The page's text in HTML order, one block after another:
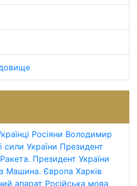
Росіяни Володимир
сили України Президент
Ракета. Президент України
Машина. Європа Харків
апарат Російська мова